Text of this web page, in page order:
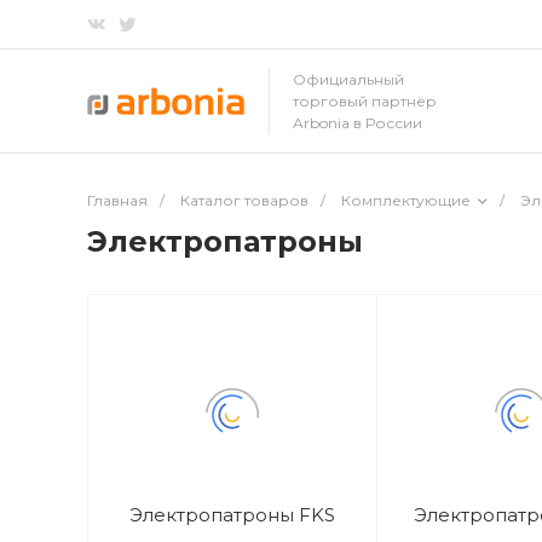
Официальный
торговый партнёр
Arbonia в России
Главная / Каталог товаров / Комплектующие /
Электропатроны
Электропатроны FKS